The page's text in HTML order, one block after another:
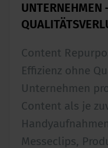
UNTERNEHMEN
Content
Effizienz ohne
Unternehmen
Content als je
Messeclips,